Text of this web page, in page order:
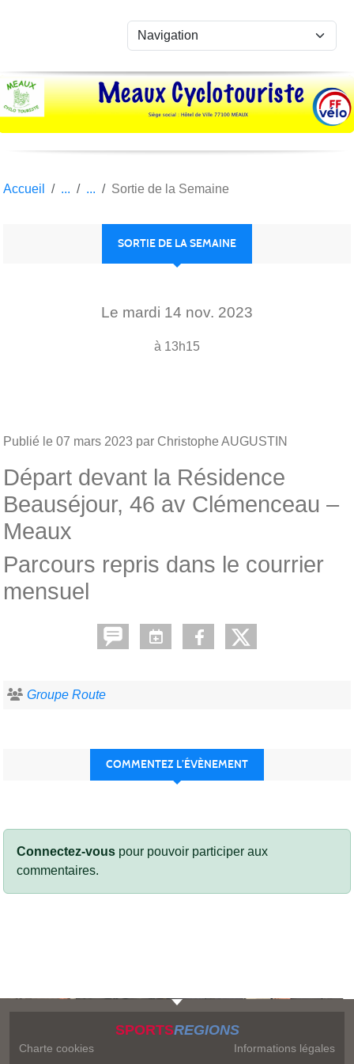
Accueil Sortie de la Semaine
SORTIE DE LA SEMAINE
Le mardi 14 nov. 2023
à 13h15
Publié le 07 mars 2023 par Christophe AUGUSTIN
Départ devant la Résidence
Beauséjour, 46 av Clémenceau –
Meaux
Parcours repris dans le courrier
mensuel
Groupe Route
COMMENTEZ L’ÉVÈNEMENT
Connectez-vous pour pouvoir participer aux
commentaires.
SPORTSREGIONS
Charte cookies Informations légales